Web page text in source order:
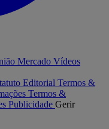
Mercado Vídeos
Editorial Termos &
Termos &
Publicidade Gerir